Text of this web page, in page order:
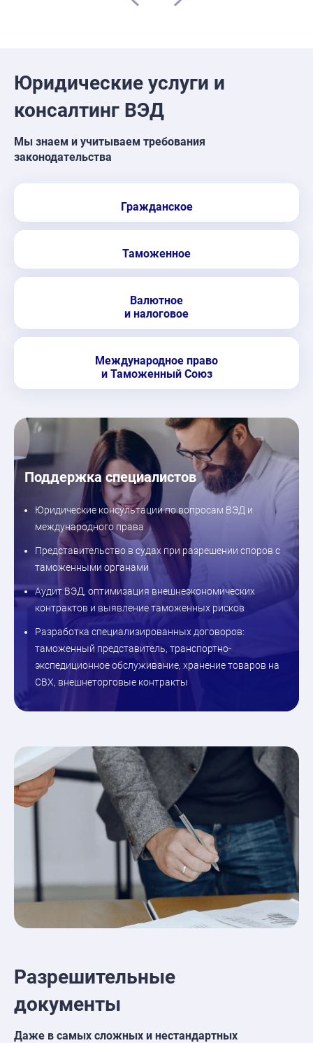
Юридические услуги и
консалтинг ВЭД
Мы знаем и учитываем требования
законодательства
Гражданское
Таможенное
Валютное
и налоговое
Международное право
и Таможенный Союз
Поддержка специалистов
Юридические консультации по вопросам ВЭД и
международного права
Представительство в судах при разрешении споров с
таможенными органами
Аудит ВЭД, оптимизация внешнеэкономических
контрактов и выявление таможенных рисков
Разработка специализированных договоров:
таможенный представитель, транспортно-
экспедиционное обслуживание, хранение товаров на
СВХ, внешнеторговые контракты
Разрешительные
документы
Даже в самых сложных и нестандартных